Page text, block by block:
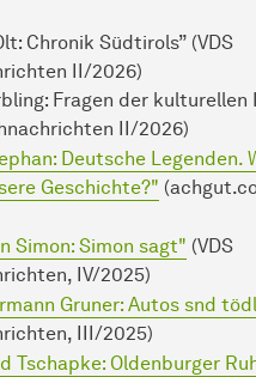
Chronik Südtirols” (VDS
II/2026)
Fragen der
II/2026)
Deutsche Legenden.
Geschichte?"
Simon: Simon sagt" (VDS
IV/2025)
Gruner: Autos snd
III/2025)
Tschapke: Oldenburger